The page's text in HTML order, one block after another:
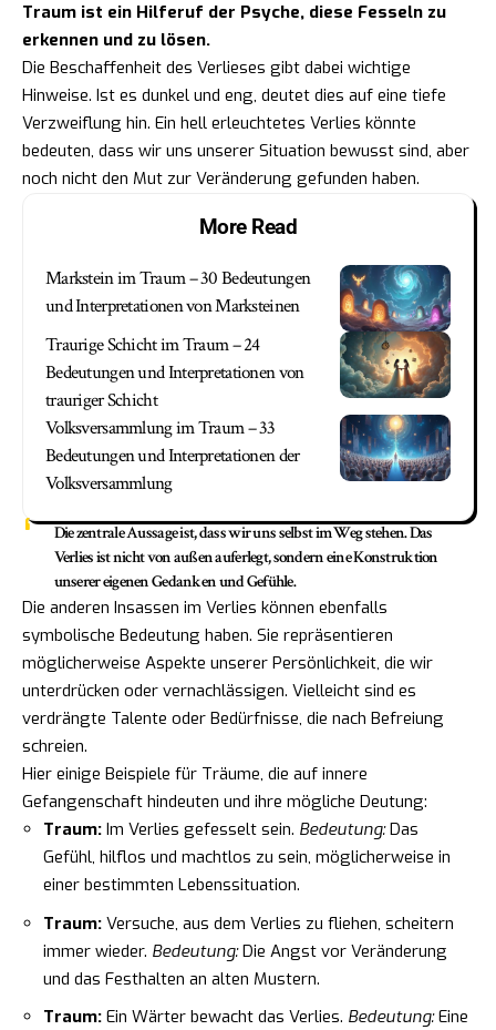
Traum ist ein Hilferuf der Psyche, diese Fesseln zu
erkennen und zu lösen.
Die Beschaffenheit des Verlieses gibt dabei wichtige
Hinweise. Ist es dunkel und eng, deutet dies auf eine tiefe
Verzweiflung hin. Ein hell erleuchtetes Verlies könnte
bedeuten, dass wir uns unserer Situation bewusst sind, aber
noch nicht den Mut zur Veränderung gefunden haben.
More Read
Markstein im Traum – 30 Bedeutungen
und Interpretationen von Marksteinen
Traurige Schicht im Traum – 24
Bedeutungen und Interpretationen von
trauriger Schicht
Volksversammlung im Traum – 33
Bedeutungen und Interpretationen der
Volksversammlung
Die zentrale Aussage ist, dass wir uns selbst im Weg stehen. Das
Verlies ist nicht von außen auferlegt, sondern eine Konstruktion
unserer eigenen Gedanken und Gefühle.
Die anderen Insassen im Verlies können ebenfalls
symbolische Bedeutung haben. Sie repräsentieren
möglicherweise Aspekte unserer Persönlichkeit, die wir
unterdrücken oder vernachlässigen. Vielleicht sind es
verdrängte Talente oder Bedürfnisse, die nach Befreiung
schreien.
Hier einige Beispiele für Träume, die auf innere
Gefangenschaft hindeuten und ihre mögliche Deutung:
Traum: Im Verlies gefesselt sein. Bedeutung:Das
Gefühl, hilflos und machtlos zu sein, möglicherweise in
einer bestimmten Lebenssituation.
Traum: Versuche, aus dem Verlies zu fliehen, scheitern
immer wieder. Bedeutung:Die Angst vor Veränderung
und das Festhalten an alten Mustern.
Traum: Ein Wärter bewacht das Verlies. Bedeutung:Eine